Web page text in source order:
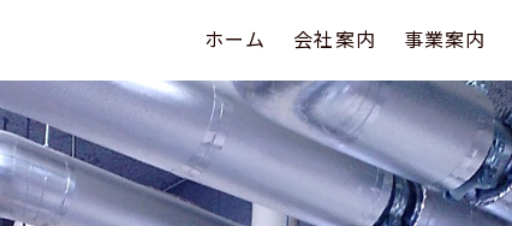
ホーム 会社案内 事業案内